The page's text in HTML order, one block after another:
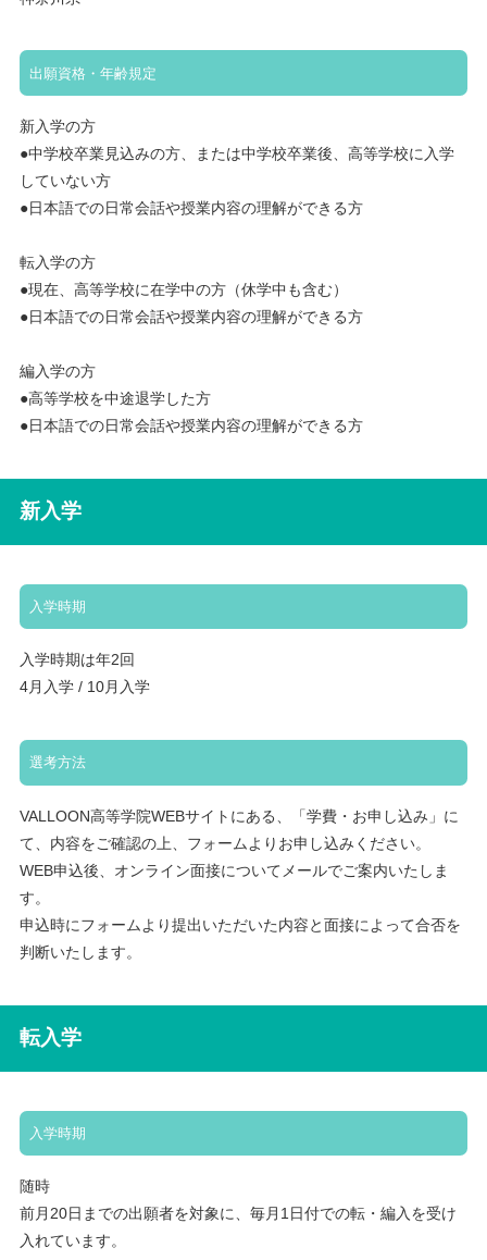
出願資格・年齢規定
新入学の方
●中学校卒業見込みの方、または中学校卒業後、高等学校に入学
していない方
●日本語での日常会話や授業内容の理解ができる方
転入学の方
●現在、高等学校に在学中の方（休学中も含む）
●日本語での日常会話や授業内容の理解ができる方
編入学の方
●高等学校を中途退学した方
●日本語での日常会話や授業内容の理解ができる方
新入学
入学時期
入学時期は年2回
4月入学 / 10月入学
選考方法
VALLOON高等学院WEBサイトにある、「学費・お申し込み」に
て、内容をご確認の上、フォームよりお申し込みください。
WEB申込後、オンライン面接についてメールでご案内いたしま
す。
申込時にフォームより提出いただいた内容と面接によって合否を
判断いたします。
転入学
入学時期
随時
前月20日までの出願者を対象に、毎月1日付での転・編入を受け
入れています。